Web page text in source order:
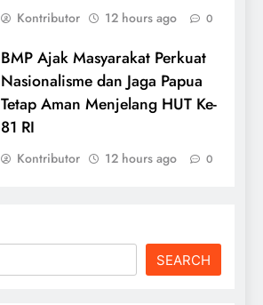
Kontributor 12 hours ago 0
BMP Ajak Masyarakat Perkuat
Nasionalisme dan Jaga Papua
Tetap Aman Menjelang HUT Ke-
81 RI
Kontributor 12 hours ago 0
SEARCH